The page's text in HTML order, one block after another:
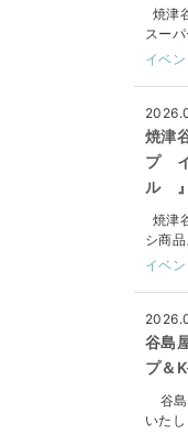
焼津
スー
イベン
焼津
プ
ル
焼津
シ商
イベン
谷島
プ＆
谷島
いた